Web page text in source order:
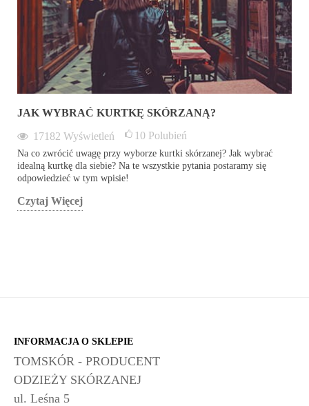
JAK WYBRAĆ KURTKĘ SKÓRZANĄ?
17182 Wyświetleń 10 Polubień
Na co zwrócić uwagę przy wyborze kurtki skórzanej? Jak wybrać
idealną kurtkę dla siebie? Na te wszystkie pytania postaramy się
odpowiedzieć w tym wpisie!
Czytaj Więcej
INFORMACJA O SKLEPIE
TOMSKÓR - PRODUCENT
ODZIEŻY SKÓRZANEJ
ul. Leśna 5